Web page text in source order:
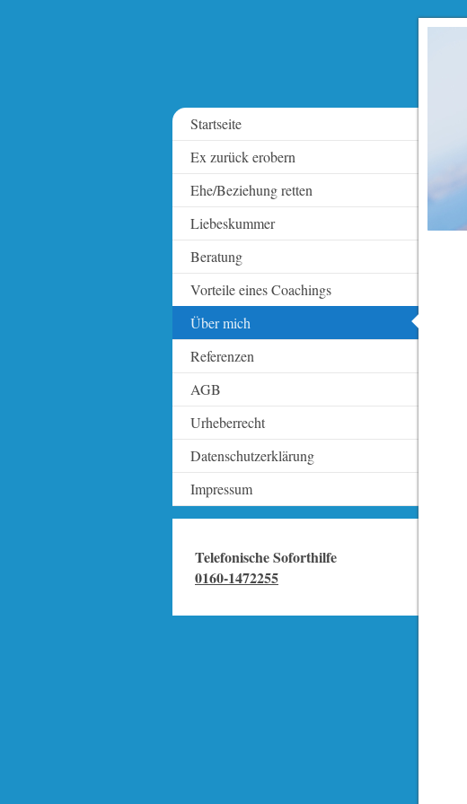
Startseite
Ex zurück erobern
Ehe/Beziehung retten
Liebeskummer
Beratung
Vorteile eines Coachings
Über mich
Referenzen
AGB
Urheberrecht
Datenschutzerklärung
Impressum
Telefonische Soforthilfe
0160-1472255